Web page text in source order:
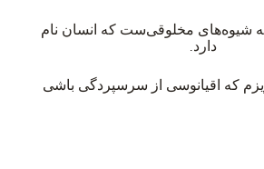
شیوه‌های مخلوقی‌ست که انسان نام
دارد.
که اقیانوسی از سرسپردگی باشی